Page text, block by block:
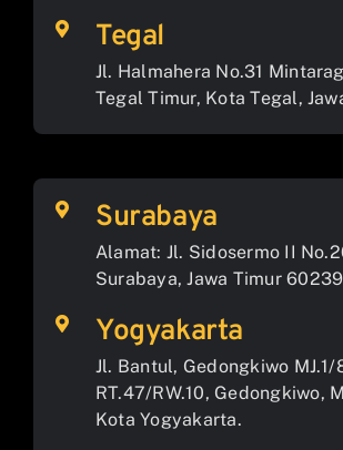
Tegal
Jl. Halmahera No.31
Tegal Timur, Kota Tegal,
Surabaya
Alamat: Jl. Sidosermo II
Surabaya, Jawa Timur 60239
Yogyakarta
Jl. Bantul, Gedongkiwo MJ.1/
RT.47/RW.10, Gedongkiwo,
Kota Yogyakarta.